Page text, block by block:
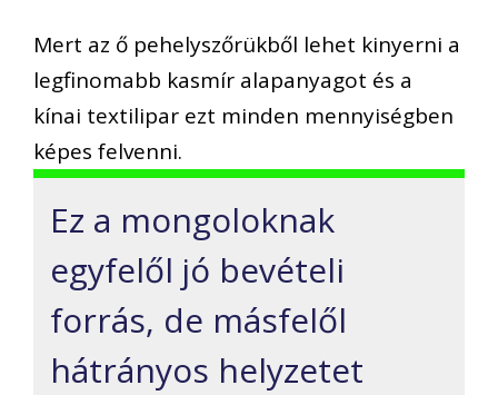
Mert az ő pehelyszőrükből lehet kinyerni a
legfinomabb kasmír alapanyagot és a
kínai textilipar ezt minden mennyiségben
képes felvenni.
Ez a mongoloknak
egyfelől jó bevételi
forrás, de másfelől
hátrányos helyzetet